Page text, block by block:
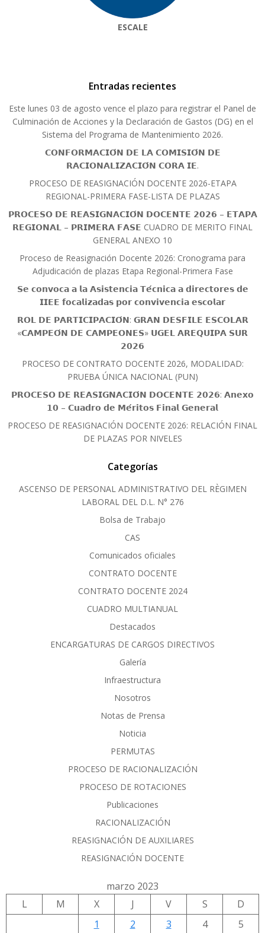
ESCALE
Entradas recientes
Este lunes 03 de agosto vence el plazo para registrar el Panel de
Culminación de Acciones y la Declaración de Gastos (DG) en el
Sistema del Programa de Mantenimiento 2026.
𝗖𝗢𝗡𝗙𝗢𝗥𝗠𝗔𝗖𝗜𝗢́𝗡 𝗗𝗘 𝗟𝗔 𝗖𝗢𝗠𝗜𝗦𝗜𝗢́𝗡 𝗗𝗘
𝗥𝗔𝗖𝗜𝗢𝗡𝗔𝗟𝗜𝗭𝗔𝗖𝗜𝗢́𝗡 𝗖𝗢𝗥𝗔 𝗜𝗘.
PROCESO DE REASIGNACIÓN DOCENTE 2026-ETAPA
REGIONAL-PRIMERA FASE-LISTA DE PLAZAS
𝗣𝗥𝗢𝗖𝗘𝗦𝗢 𝗗𝗘 𝗥𝗘𝗔𝗦𝗜𝗚𝗡𝗔𝗖𝗜𝗢́𝗡 𝗗𝗢𝗖𝗘𝗡𝗧𝗘 𝟮𝟬𝟮𝟲 – 𝗘𝗧𝗔𝗣𝗔
𝗥𝗘𝗚𝗜𝗢𝗡𝗔𝗟 – 𝗣𝗥𝗜𝗠𝗘𝗥𝗔 𝗙𝗔𝗦𝗘 CUADRO DE MERITO FINAL
GENERAL ANEXO 10
Proceso de Reasignación Docente 2026: Cronograma para
Adjudicación de plazas Etapa Regional-Primera Fase
𝗦𝗲 𝗰𝗼𝗻𝘃𝗼𝗰𝗮 𝗮 𝗹𝗮 𝗔𝘀𝗶𝘀𝘁𝗲𝗻𝗰𝗶𝗮 𝗧𝗲́𝗰𝗻𝗶𝗰𝗮 𝗮 𝗱𝗶𝗿𝗲𝗰𝘁𝗼𝗿𝗲𝘀 𝗱𝗲
𝗜𝗜𝗘𝗘 𝗳𝗼𝗰𝗮𝗹𝗶𝘇𝗮𝗱𝗮𝘀 𝗽𝗼𝗿 𝗰𝗼𝗻𝘃𝗶𝘃𝗲𝗻𝗰𝗶𝗮 𝗲𝘀𝗰𝗼𝗹𝗮𝗿
𝗥𝗢𝗟 𝗗𝗘 𝗣𝗔𝗥𝗧𝗜𝗖𝗜𝗣𝗔𝗖𝗜𝗢́𝗡: 𝗚𝗥𝗔𝗡 𝗗𝗘𝗦𝗙𝗜𝗟𝗘 𝗘𝗦𝗖𝗢𝗟𝗔𝗥
«𝗖𝗔𝗠𝗣𝗘𝗢́𝗡 𝗗𝗘 𝗖𝗔𝗠𝗣𝗘𝗢𝗡𝗘𝗦» 𝗨𝗚𝗘𝗟 𝗔𝗥𝗘𝗤𝗨𝗜𝗣𝗔 𝗦𝗨𝗥
𝟮𝟬𝟮𝟲
PROCESO DE CONTRATO DOCENTE 2026, MODALIDAD:
PRUEBA ÚNICA NACIONAL (PUN)
𝗣𝗥𝗢𝗖𝗘𝗦𝗢 𝗗𝗘 𝗥𝗘𝗔𝗦𝗜𝗚𝗡𝗔𝗖𝗜𝗢́𝗡 𝗗𝗢𝗖𝗘𝗡𝗧𝗘 𝟮𝟬𝟮𝟲: 𝗔𝗻𝗲𝘅𝗼
𝟭𝟬 – 𝗖𝘂𝗮𝗱𝗿𝗼 𝗱𝗲 𝗠𝗲́𝗿𝗶𝘁𝗼𝘀 𝗙𝗶𝗻𝗮𝗹 𝗚𝗲𝗻𝗲𝗿𝗮𝗹
PROCESO DE REASIGNACIÓN DOCENTE 2026: RELACIÓN FINAL
DE PLAZAS POR NIVELES
Categorías
ASCENSO DE PERSONAL ADMINISTRATIVO DEL RÈGIMEN
LABORAL DEL D.L. N° 276
Bolsa de Trabajo
CAS
Comunicados oficiales
CONTRATO DOCENTE
CONTRATO DOCENTE 2024
CUADRO MULTIANUAL
Destacados
ENCARGATURAS DE CARGOS DIRECTIVOS
Galería
Infraestructura
Nosotros
Notas de Prensa
Noticia
PERMUTAS
PROCESO DE RACIONALIZACIÓN
PROCESO DE ROTACIONES
Publicaciones
RACIONALIZACIÓN
REASIGNACIÓN DE AUXILIARES
REASIGNACIÓN DOCENTE
marzo 2023
L
M X J V S
D
1
2 3 4 5